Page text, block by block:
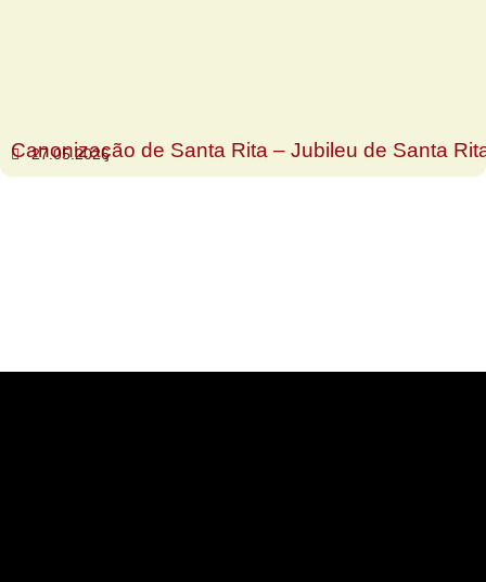
Canonização de Santa Rita – Jubileu de Santa
27.05.2026